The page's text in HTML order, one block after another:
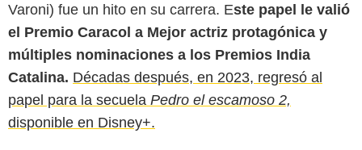
Varoni) fue un hito en su carrera. Este papel le valió
el Premio Caracol a Mejor actriz protagónica y
múltiples nominaciones a los Premios India
Catalina. Décadas después, en 2023, regresó al
papel para la secuela Pedro el escamoso 2,
disponible en Disney+.